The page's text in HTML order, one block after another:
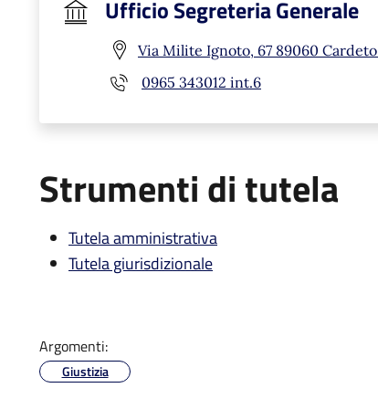
Ufficio Segreteria Generale
Via Milite Ignoto, 67 89060 Cardeto
0965 343012 int.6
Strumenti di tutela
Tutela amministrativa
Tutela giurisdizionale
Argomenti:
Giustizia